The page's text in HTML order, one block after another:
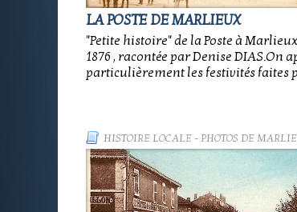
LA POSTE DE MARLIEUX
"Petite histoire" de la Poste à
1876 , racontée par Denise DIAS.On
particulièrement les festivités
HISTOIRE LOCALE- PHOTOS DE